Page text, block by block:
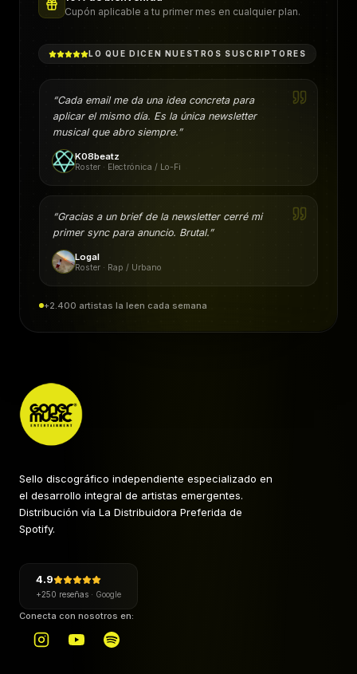
Cupón aplicable a tu primer mes en cualquier plan.
LO QUE DICEN NUESTROS SUSCRIPTORES
“Cada email me da una idea concreta para
aplicar el mismo día. Es la única newsletter
musical que abro siempre.”
K08beatz
Roster · Electrónica / Lo-Fi
“Gracias a un brief de la newsletter cerré mi
primer sync para anuncio. Brutal.”
Logal
Roster · Rap / Urbano
+2.400 artistas la leen cada semana
Sello discográfico independiente especializado en
el desarrollo integral de artistas emergentes.
Distribución vía La Distribuidora Preferida de
Spotify.
4.9
+250 reseñas · Google
Conecta con nosotros en: